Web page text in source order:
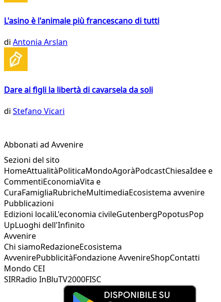
L'asino è l'animale più francescano di tutti
di Antonia Arslan
Dare ai figli la libertà di cavarsela da soli
di Stefano Vicari
Abbonati ad Avvenire
Sezioni del sito
HomeAttualitàPoliticaMondoAgoràPodcastChiesaIdee e
CommentiEconomiaVita e
CuraFamigliaRubricheMultimediaEcosistema avvenire
Pubblicazioni
Edizioni localiL'economia civileGutenbergPopotusPop
UpLuoghi dell'Infinito
Avvenire
Chi siamoRedazioneEcosistema
AvvenirePubblicitàFondazione AvvenireShopContatti
Mondo CEI
SIRRadio InBluTV2000FISC